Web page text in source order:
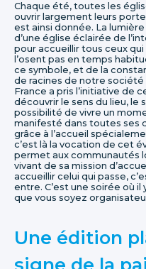
Chaque été, toutes les
ouvrir largement leurs
est ainsi donnée. La
d’une église éclairée de
pour accueillir tous ceux
l’osent pas en temps
ce symbole, et de la
de racines de notre société
France a pris l’initiative de
découvrir le sens du lieu, le
possibilité de vivre un
manifesté dans toutes ses
grâce à l’accueil
c’est là la vocation de cet
permet aux communautés
vivant de sa mission
accueillir celui qui passe,
entre. C’est une soirée où il
que vous soyez
Une édition
signe de la